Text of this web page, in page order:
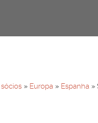
» Europa » Espanha »